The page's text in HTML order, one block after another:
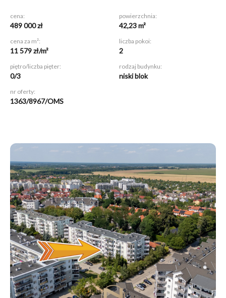
cena:
489 000 zł
powierzchnia:
42,23 m²
cena za m²:
11 579 zł/m²
liczba pokoi:
2
piętro/liczba pięter:
0/3
rodzaj budynku:
niski blok
nr oferty:
1363/8967/OMS